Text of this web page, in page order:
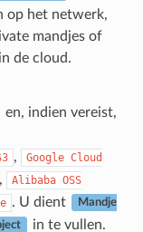
op het netwerk,
mandjes of
de cloud.
en, indien vereist,
, Google Cloud
, Alibaba OSS
. U dient Mandje
in te vullen.